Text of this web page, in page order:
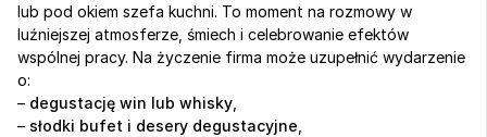
lub pod okiem szefa kuchni. To moment na rozmowy w
luźniejszej atmosferze, śmiech i celebrowanie efektów
wspólnej pracy. Na życzenie firma może uzupełnić wydarzenie
o:
– degustację win lub whisky
– słodki bufet i desery degustacyjne